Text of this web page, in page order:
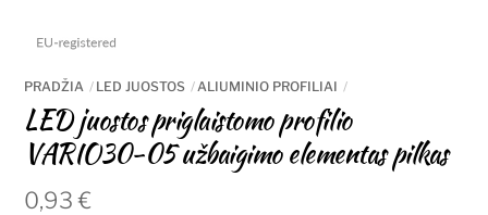
PRADŽIA LED JUOSTOS ALIUMINIO PROFILIAI
LED juostos priglaistomo profilio
VARIO30-05 užbaigimo elementas pilkas
0,93€